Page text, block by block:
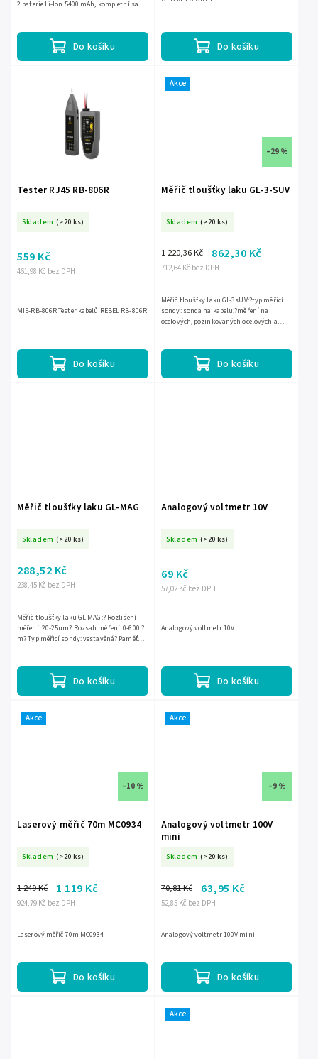
Do košíku
2 baterie Li-Ion 5400 mAh, kompletní sada
Do košíku
Tester RJ45 RB-806R
Skladem (>20 ks)
461,98 Kč bez DPH
559 Kč
Do košíku
MIE-RB-806R Tester kabelů REBEL RB-806R
Akce
–29 %
Měřič tloušťky laku GL-3-SUV
Skladem (>20 ks)
712,64 Kč bez DPH
1 220,36 Kč 862,30 Kč
Do košíku
Měřič tloušťky laku GL-3sUV:?typ měřicí
sondy: sonda na kabelu;?měření na
ocelových, pozinkovaných ocelových a
Měřič tloušťky laku GL-MAG
Skladem (>20 ks)
238,45 Kč bez DPH
288,52 Kč
Do košíku
Měřič tloušťky laku GL-MAG:? Rozlišení
měření: 20-25um? Rozsah měření: 0-600 ?
m? Typ měřicí sondy: vestavěná? Paměť
Analogový voltmetr 10V
Skladem (>20 ks)
57,02 Kč bez DPH
69 Kč
Do košíku
Analogový voltmetr 10V
Akce
–10 %
Laserový měřič 70m MC0934
Skladem (>20 ks)
924,79 Kč bez DPH
1 249 Kč 1 119 Kč
Do košíku
Laserový měřič 70m MC0934
Akce
–9 %
Analogový voltmetr 100V
mini
Skladem (>20 ks)
52,85 Kč bez DPH
70,81 Kč 63,95 Kč
Do košíku
Analogový voltmetr 100V mini
Akce